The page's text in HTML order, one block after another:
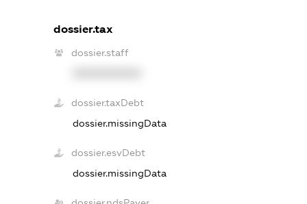
dossier.tax
dossier.staff
dossier.taxDebt
dossier.missingData
dossier.esvDebt
dossier.missingData